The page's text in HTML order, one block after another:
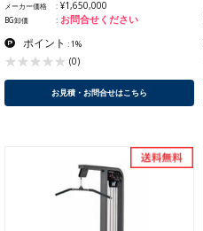
メーカー価格 ¥1,650,000
BG卸価 お問合せください
ポイント : 1%
(0)
お見積・お問合せはこちら